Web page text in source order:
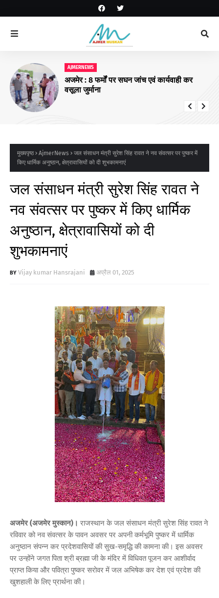
AJMERNEWS
अजमेर : 8 फर्मों पर सघन जांच एवं कार्यवाही कर
वसूला जुर्माना
मुख्यपृष्ठ AjmerNews
जल संसाधन मंत्री सुरेश सिंह रावत ने नव संवत्सर पर पुष्कर में
किए धार्मिक अनुष्ठान, क्षेत्रावासियों को दी शुभकामनाएं
जल संसाधन मंत्री सुरेश सिंह रावत ने
नव संवत्सर पर पुष्कर में किए धार्मिक
अनुष्ठान, क्षेत्रावासियों को दी
शुभकामनाएं
Vijay kumar Hansrajani अप्रैल 01, 2025
अजमेर (अजमेर मुस्कान)। राजस्थान के जल संसाधन मंत्री सुरेश सिंह रावत ने
रविवार को नव संवत्सर के पावन अवसर पर अपनी कर्मभूमि पुष्कर में धार्मिक
अनुष्ठान संपन्न कर प्रदेशवासियों की सुख-समृद्धि की कामना की। इस अवसर
पर उन्होंने जगत पिता श्री ब्रह्मा जी के मंदिर में विधिवत पूजन कर आशीर्वाद
प्राप्त किया और पवित्रा पुष्कर सरोवर में जल अभिषेक कर देश एवं प्रदेश की
खुशहाली के लिए प्रार्थना की।